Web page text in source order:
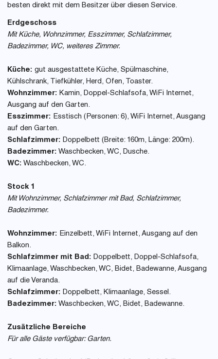
besten direkt mit dem Besitzer über diesen Service.
Erdgeschoss
Mit Küche, Wohnzimmer, Esszimmer, Schlafzimmer,
Badezimmer, WC, weiteres Zimmer.
Küche: gut ausgestattete Küche, Spülmaschine,
Kühlschrank, Tiefkühler, Herd, Ofen, Toaster.
Wohnzimmer: Kamin, Doppel-Schlafsofa, WiFi Internet,
Ausgang auf den Garten.
Esszimmer: Esstisch (Personen: 6), WiFi Internet, Ausgang
auf den Garten.
Schlafzimmer: Doppelbett (Breite: 160m, Länge: 200m).
Badezimmer: Waschbecken, WC, Dusche.
WC: Waschbecken, WC.
Stock 1
Mit Wohnzimmer, Schlafzimmer mit Bad, Schlafzimmer,
Badezimmer.
Wohnzimmer: Einzelbett, WiFi Internet, Ausgang auf den
Balkon.
Schlafzimmer mit Bad: Doppelbett, Doppel-Schlafsofa,
Klimaanlage, Waschbecken, WC, Bidet, Badewanne, Ausgang
auf die Veranda.
Schlafzimmer: Doppelbett, Klimaanlage, Sessel.
Badezimmer: Waschbecken, WC, Bidet, Badewanne.
Zusätzliche Bereiche
Für alle Gäste verfügbar: Garten.